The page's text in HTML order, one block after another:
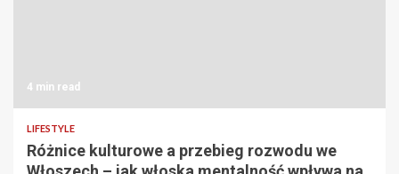
4 min read
LIFESTYLE
Różnice kulturowe a przebieg rozwodu we